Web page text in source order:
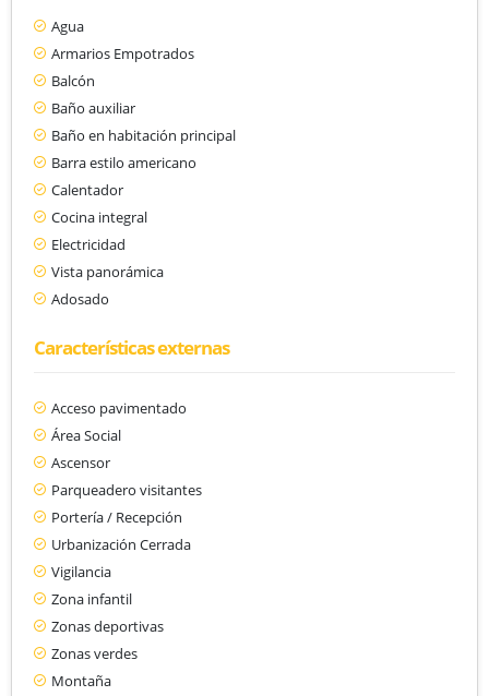
Agua
Armarios Empotrados
Balcón
Baño auxiliar
Baño en habitación principal
Barra estilo americano
Calentador
Cocina integral
Electricidad
Vista panorámica
Adosado
Características externas
Acceso pavimentado
Área Social
Ascensor
Parqueadero visitantes
Portería / Recepción
Urbanización Cerrada
Vigilancia
Zona infantil
Zonas deportivas
Zonas verdes
Montaña